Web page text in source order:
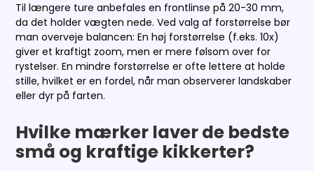
Til længere ture anbefales en frontlinse på 20-30 mm,
da det holder vægten nede. Ved valg af forstørrelse bør
man overveje balancen: En høj forstørrelse (f.eks. 10x)
giver et kraftigt zoom, men er mere følsom over for
rystelser. En mindre forstørrelse er ofte lettere at holde
stille, hvilket er en fordel, når man observerer landskaber
eller dyr på farten.
Hvilke mærker laver de bedste
små og kraftige kikkerter?